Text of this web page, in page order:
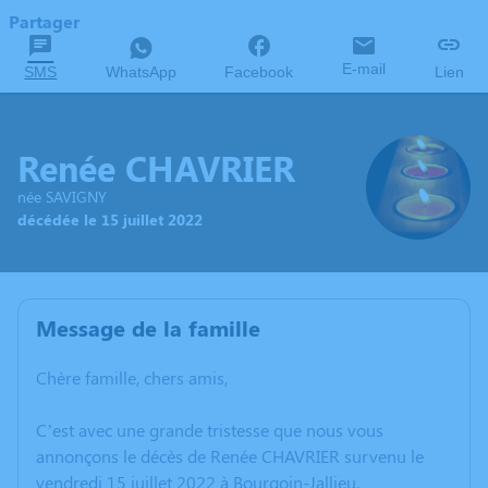
Partager
SMS WhatsApp Facebook E-mail Lien
Renée CHAVRIER
née SAVIGNY
décédée le 15 juillet 2022
Message de la famille
Chère famille, chers amis,
C’est avec une grande tristesse que nous vous
annonçons le décès de Renée CHAVRIER survenu le
vendredi 15 juillet 2022 à Bourgoin-Jallieu.